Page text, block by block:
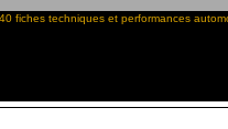
fiches techniques et performances